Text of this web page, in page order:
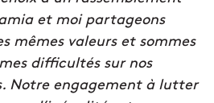
et moi partageons
mêmes valeurs et sommes
difficultés sur nos
Notre engagement à lutter